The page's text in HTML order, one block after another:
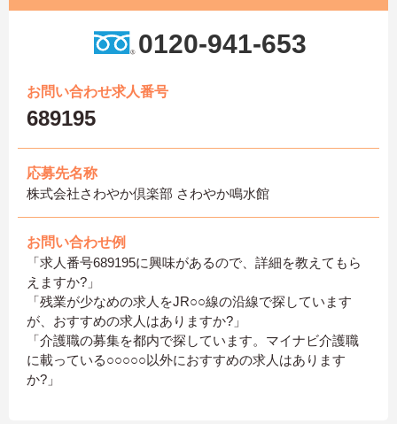
0120-941-653
お問い合わせ求人番号
689195
応募先名称
株式会社さわやか倶楽部 さわやか鳴水館
お問い合わせ例
「求人番号689195に興味があるので、詳細を教えてもら
えますか?」
「残業が少なめの求人をJR○○線の沿線で探しています
が、おすすめの求人はありますか?」
「介護職の募集を都内で探しています。マイナビ介護職
に載っている○○○○○以外におすすめの求人はあります
か?」